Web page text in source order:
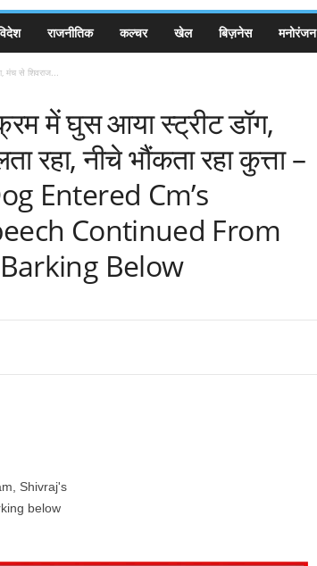
राजनीतिक कल्चर खेल बिज़नेस मनोरंजन
मंच से शिवराज...
में घुस आया स्ट्रीट डॉग,
रहा, नीचे भौंकता रहा कुत्ता –
Entered Cm’s
Continued From
Below